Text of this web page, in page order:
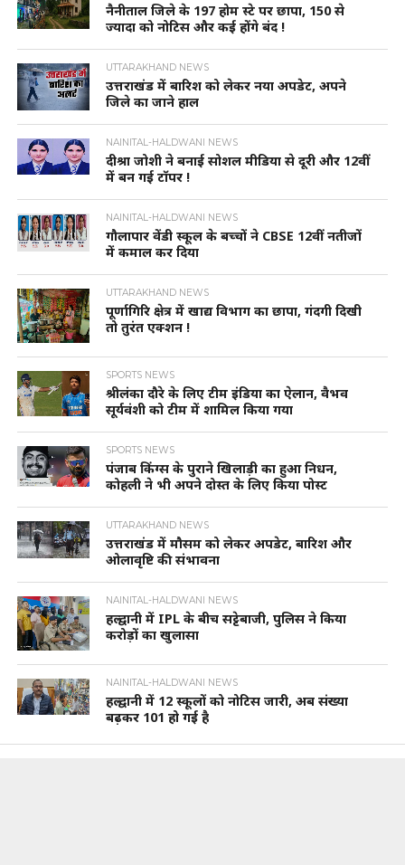
नैनीताल जिले के 197 होम स्टे पर छापा, 150 से
ज्यादा को नोटिस और कई होंगे बंद !
UTTARAKHAND NEWS
उत्तराखंड में बारिश को लेकर नया अपडेट, अपने
जिले का जाने हाल
NAINITAL-HALDWANI NEWS
दीश्रा जोशी ने बनाई सोशल मीडिया से दूरी और 12वीं
में बन गई टॉपर !
NAINITAL-HALDWANI NEWS
गौलापार वेंडी स्कूल के बच्चों ने CBSE 12वीं नतीजों
में कमाल कर दिया
UTTARAKHAND NEWS
पूर्णागिरि क्षेत्र में खाद्य विभाग का छापा, गंदगी दिखी
तो तुरंत एक्शन !
SPORTS NEWS
श्रीलंका दौरे के लिए टीम इंडिया का ऐलान, वैभव
सूर्यवंशी को टीम में शामिल किया गया
SPORTS NEWS
पंजाब किंग्स के पुराने खिलाड़ी का हुआ निधन,
कोहली ने भी अपने दोस्त के लिए किया पोस्ट
UTTARAKHAND NEWS
उत्तराखंड में मौसम को लेकर अपडेट, बारिश और
ओलावृष्टि की संभावना
NAINITAL-HALDWANI NEWS
हल्द्वानी में IPL के बीच सट्टेबाजी, पुलिस ने किया
करोड़ों का खुलासा
NAINITAL-HALDWANI NEWS
हल्द्वानी में 12 स्कूलों को नोटिस जारी, अब संख्या
बढ़कर 101 हो गई है